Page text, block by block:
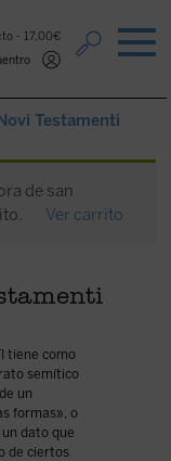
17,00€
Testamenti
de san
Ver carrito
tiene como
semítico
un
formas», o
dato que
de ciertos